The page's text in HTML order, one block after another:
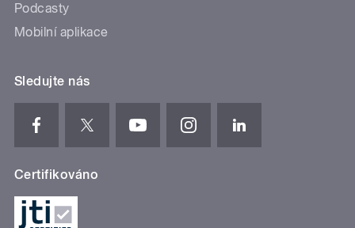
Podcasty
Mobilní aplikace
Sledujte nás
Certifikováno